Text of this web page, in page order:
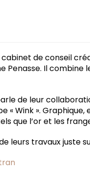
de conseil
Penasse. Il combine
de leur
« Wink ».
que l’or et les
leurs travaux juste